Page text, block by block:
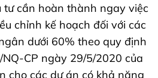
tư cần hoàn thành ngay việc
chỉnh kế hoạch đối với các
dưới 60% theo quy định
CP ngày 29/5/2020 của
cho các dự án có khả năng